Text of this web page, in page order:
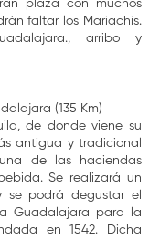
plaza con muchos
faltar los Mariachis.
arribo y
(135 Km)
de donde viene su
antigua y tradicional
una de las haciendas
Se realizará un
se podrá degustar el
Guadalajara para la
en 1542. Dicha